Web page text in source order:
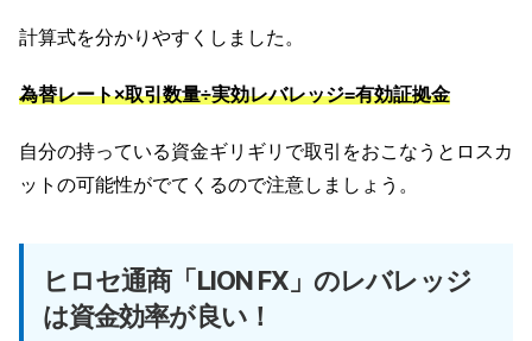
計算式を分かりやすくしました。
為替レート×取引数量÷実効レバレッジ=有効証拠金
自分の持っている資金ギリギリで取引をおこなうとロスカ
ットの可能性がでてくるので注意しましょう。
ヒロセ通商「LION FX」のレバレッジ
は資金効率が良い！